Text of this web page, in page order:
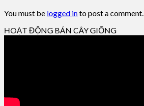
You must be logged into post a comment.
HOẠT ĐỘNG BÁN CÂY GIỐNG